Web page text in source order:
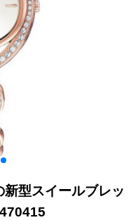
型スイールブレッ